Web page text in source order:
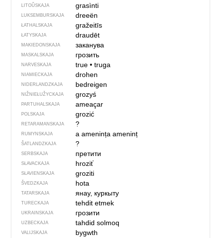
LITOŬSKAJA grasìnti
LUKSEMBURSKAJA dreeën
ŁATHALSKAJA gražeitīs
ŁATYSKAJA draudēt
MAKIEDONSKAJA заканува
MASKALSKAJA грозить
NARVESKAJA true• truga
NIAMIECKAJA drohen
NIDERLANDZKAJA bedreigen
NIŽNIEŁUŽYCKAJA grozyś
PARTUHALSKAJA ameaçar
POLSKAJA grozić
RETARAMANSKAJA ?
RUMYNSKAJA a amenințaameninț
ŠATLANDZKAJA ?
SERBSKAJA претити
SŁAVACKAJA hroziť
SŁAVIENSKAJA groziti
ŠVEDZKAJA hota
TATARSKAJA янау, куркыту
TURECKAJA tehdit etmek
UKRAINSKAJA грозити
UZBECKAJA tahdid solmoq
VALIJSKAJA bygwth